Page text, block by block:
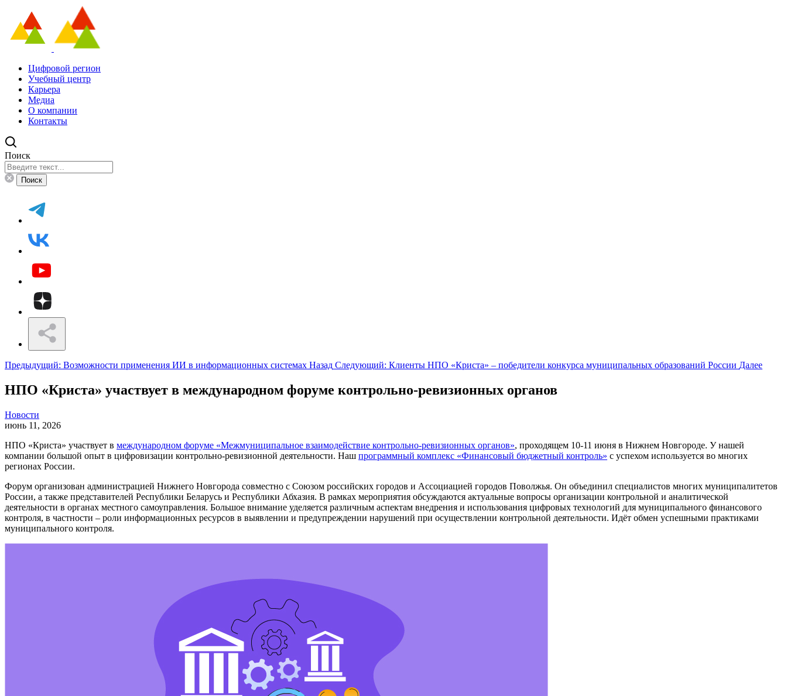
Цифровой регион
Учебный центр
Карьера
Медиа
О компании
Контакты
Поиск
Поиск
Предыдущий: Возможности применения ИИ в информационных системах Назад Следующий: Клиенты НПО «Криста» – победители конкурса муниципальных образований России Далее
НПО «Криста» участвует в международном форуме контрольно-ревизионных органов
Новости
июнь 11, 2026
НПО «Криста» участвует в международном форуме «Межмуниципальное взаимодействие контрольно-ревизионных органов», проходящем 10-11 июня в Нижнем Новгороде. У нашей
компании большой опыт в цифровизации контрольно-ревизионной деятельности. Наш программный комплекс «Финансовый бюджетный контроль» с успехом используется во многих
регионах России.
Форум организован администрацией Нижнего Новгорода совместно с Союзом российских городов и Ассоциацией городов Поволжья. Он объединил специалистов многих муниципалитетов
России, а также представителей Республики Беларусь и Республики Абхазия. В рамках мероприятия обсуждаются актуальные вопросы организации контрольной и аналитической
деятельности в органах местного самоуправления. Большое внимание уделяется различным аспектам внедрения и использования цифровых технологий для муниципального финансового
контроля, в частности – роли информационных ресурсов в выявлении и предупреждении нарушений при осуществлении контрольной деятельности. Идёт обмен успешными практиками
муниципального контроля.